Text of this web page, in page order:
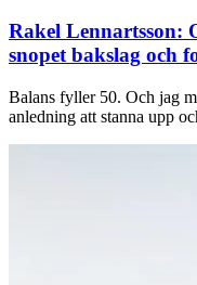
Rakel Lennartsson:
snopet bakslag och
Balans fyller 50. Och jag
anledning att stanna upp